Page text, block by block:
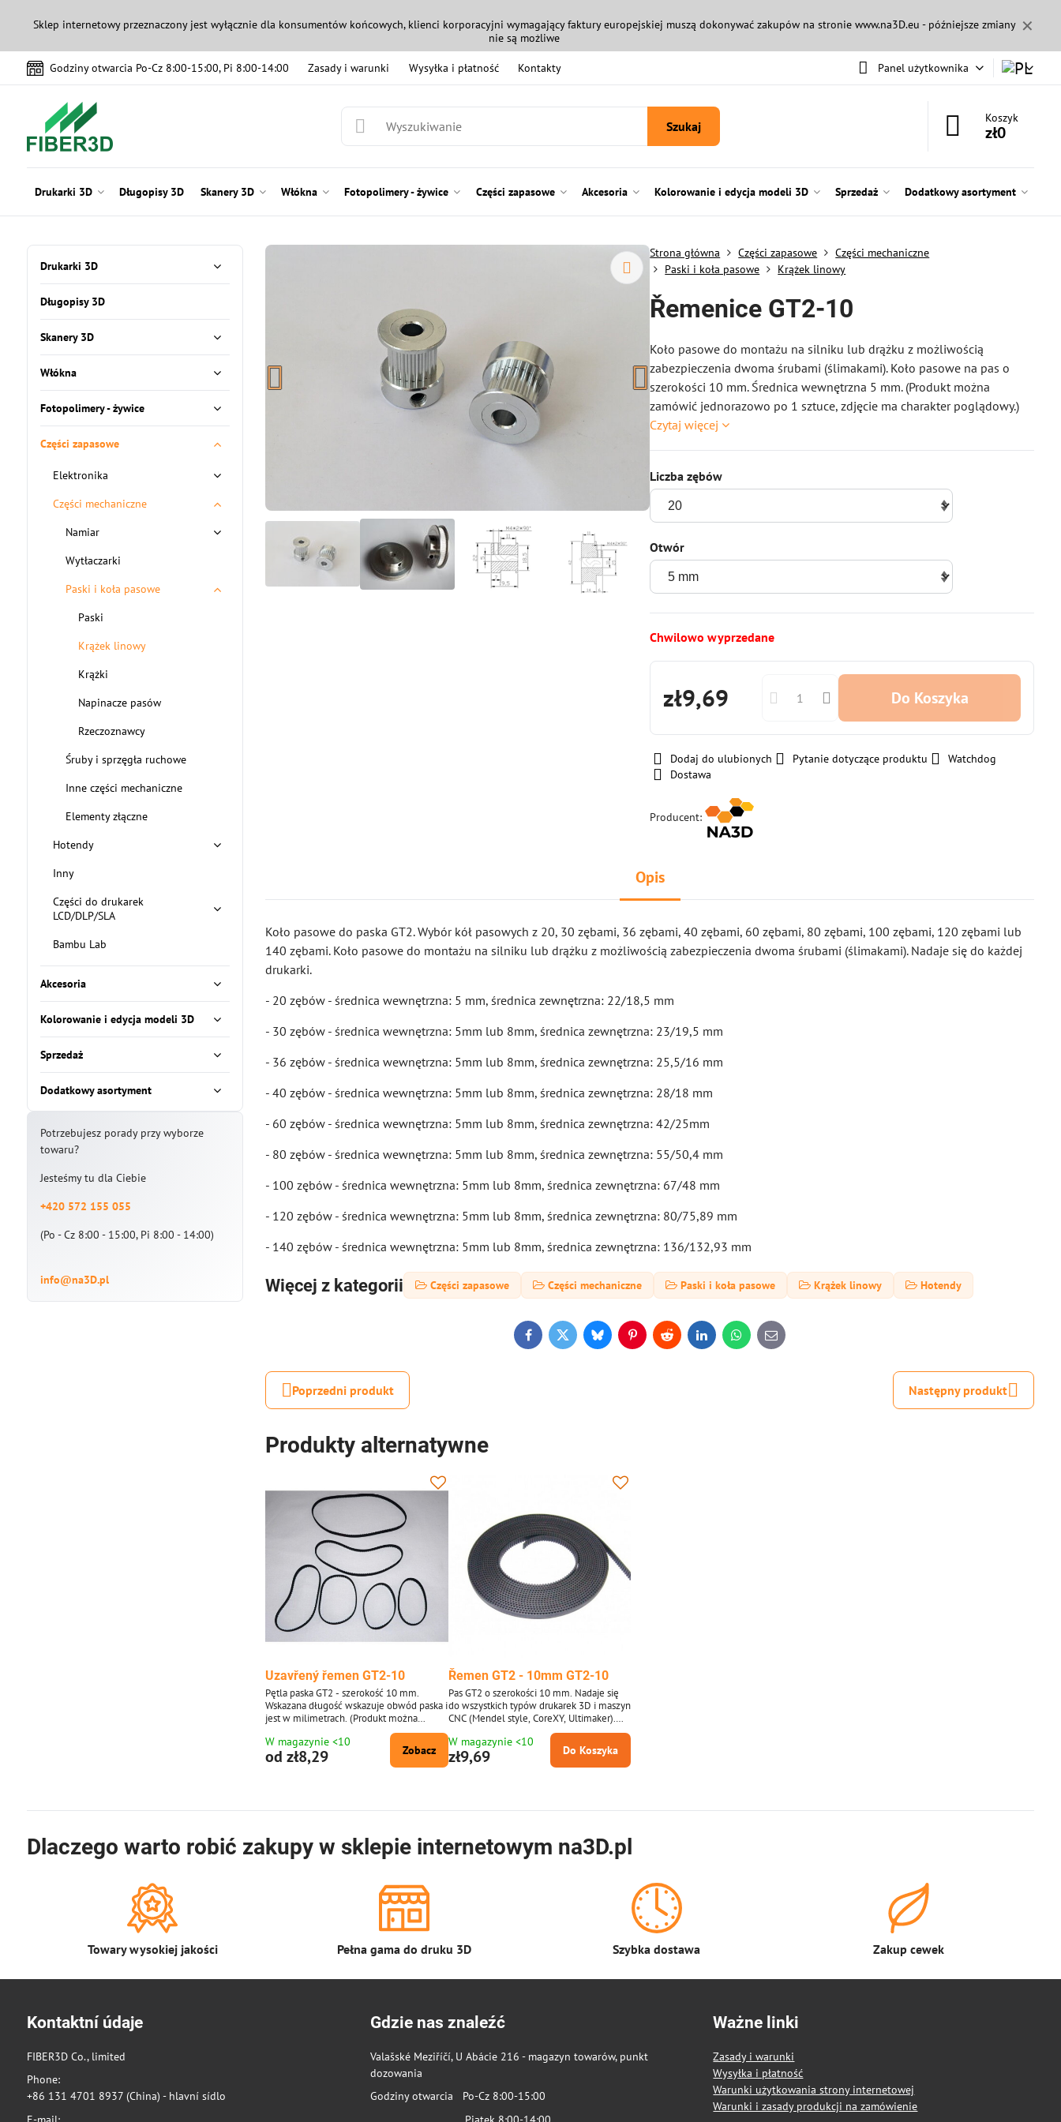
✕
Sklep internetowy przeznaczony jest wyłącznie dla konsumentów końcowych, klienci korporacyjni wymagający faktury europejskiej muszą dokonywać zakupów na stronie www.na3D.eu - późniejsze zmiany
nie są możliwe
Godziny otwarcia Po-Cz 8:00-15:00, Pi 8:00-14:00 Zasady i warunki Wysyłka i płatność Kontakty Panel użytkownika
Szukaj
Koszyk
zł0
Drukarki 3D Długopisy 3D Skanery 3D Włókna Fotopolimery - żywice Części zapasowe Akcesoria Kolorowanie i edycja modeli 3D Sprzedaż Dodatkowy asortyment
Strona główna Części zapasowe
Części mechaniczne
Paski i koła pasowe
Krążek linowy
Řemenice GT2-10
Koło pasowe do montażu na silniku lub drążku z możliwością
zabezpieczenia dwoma śrubami (ślimakami). Koło pasowe na pas o
szerokości 10 mm. Średnica wewnętrzna 5 mm. (Produkt można
zamówić jednorazowo po 1 sztuce, zdjęcie ma charakter poglądowy.)
Czytaj więcej
Liczba zębów
Otwór
Chwilowo wyprzedane
zł9,69 Do Koszyka
Dodaj do ulubionych Pytanie dotyczące produktu
Watchdog
Dostawa
Producent:
Opis
Koło pasowe do paska GT2. Wybór kół pasowych z 20, 30 zębami, 36 zębami, 40 zębami, 60 zębami, 80 zębami, 100 zębami, 120 zębami lub
140 zębami. Koło pasowe do montażu na silniku lub drążku z możliwością zabezpieczenia dwoma śrubami (ślimakami). Nadaje się do każdej
drukarki.
- 20 zębów - średnica wewnętrzna: 5 mm, średnica zewnętrzna: 22/18,5 mm
- 30 zębów - średnica wewnętrzna: 5mm lub 8mm, średnica zewnętrzna: 23/19,5 mm
- 36 zębów - średnica wewnętrzna: 5mm lub 8mm, średnica zewnętrzna: 25,5/16 mm
- 40 zębów - średnica wewnętrzna: 5mm lub 8mm, średnica zewnętrzna: 28/18 mm
- 60 zębów - średnica wewnętrzna: 5mm lub 8mm, średnica zewnętrzna: 42/25mm
- 80 zębów - średnica wewnętrzna: 5mm lub 8mm, średnica zewnętrzna: 55/50,4 mm
- 100 zębów - średnica wewnętrzna: 5mm lub 8mm, średnica zewnętrzna: 67/48 mm
- 120 zębów - średnica wewnętrzna: 5mm lub 8mm, średnica zewnętrzna: 80/75,89 mm
- 140 zębów - średnica wewnętrzna: 5mm lub 8mm, średnica zewnętrzna: 136/132,93 mm
Więcej z kategorii Części zapasowe Części mechaniczne Paski i koła pasowe Krążek linowy Hotendy
FacebookTwitterBlueskyPinterestRedditLinkedInWhatsApp
E-
mail
Poprzedni produkt Następny produkt
Produkty alternatywne
Uzavřený řemen GT2-10
Pętla paska GT2 - szerokość 10 mm.
Wskazana długość wskazuje obwód paska i
jest w milimetrach. (Produkt można
zamówić po 1 sztuce, zdjęcie jest tylko
ilustracyjne.)
W magazynie <10
od zł8,29 Zobacz
Řemen GT2 - 10mm GT2-10
Pas GT2 o szerokości 10 mm. Nadaje się
do wszystkich typów drukarek 3D i maszyn
CNC (Mendel style, CoreXY, Ultimaker).
Rozmiar jednego zęba 2mm podziałka
2mm. 1 szt = 1 m - taśma dostarczana jest
w całości według ilości zamówionych
sztuk.
W magazynie <10
zł9,69 Do Koszyka
Drukarki 3D
Długopisy 3D
Skanery 3D
Włókna
Fotopolimery - żywice
Części zapasowe
Elektronika
Części mechaniczne
Namiar
Wytłaczarki
Paski i koła pasowe
Paski
Krążek linowy
Krążki
Napinacze pasów
Rzeczoznawcy
Śruby i sprzęgła ruchowe
Inne części mechaniczne
Elementy złączne
Hotendy
Inny
Części do drukarek
LCD/DLP/SLA
Bambu Lab
Akcesoria
Kolorowanie i edycja modeli 3D
Sprzedaż
Dodatkowy asortyment
Potrzebujesz porady przy wyborze
towaru?
Jesteśmy tu dla Ciebie
+420 572 155 055
(Po - Cz 8:00 - 15:00, Pi 8:00 - 14:00)
info@na3D.pl
Dlaczego warto robić zakupy w sklepie internetowym na3D.pl
Towary wysokiej jakości Pełna gama do druku 3D Szybka dostawa Zakup cewek
Kontaktní údaje
FIBER3D Co., limited
Phone:
+86 131 4701 8937 (China) - hlavní sídlo
Gdzie nas znaleźć
Valašské Meziříčí, U Abácie 216 - magazyn towarów, punkt
dozowania
Godziny otwarcia Po-Cz 8:00-15:00
Ważne linki
Zasady i warunki
Wysyłka i płatność
Warunki użytkowania strony internetowej
Warunki i zasady produkcji na zamówienie